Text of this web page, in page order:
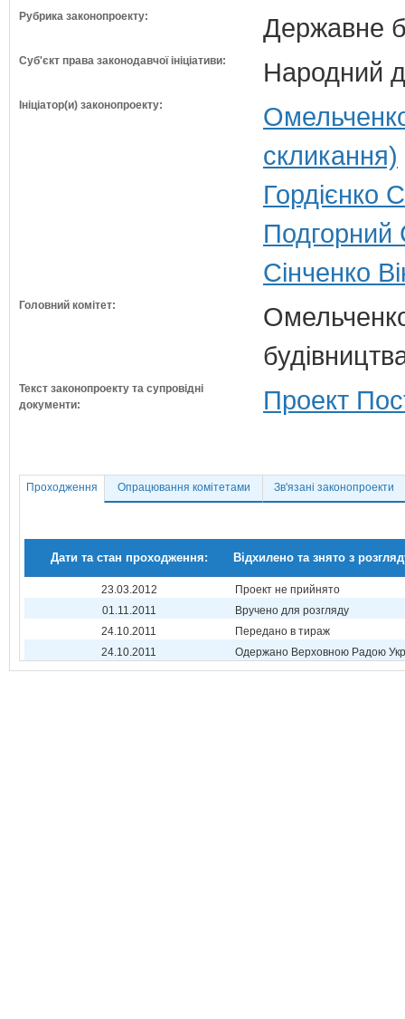
Рубрика законопроекту: Державне
Суб'єкт права законодавчої ініціативи: Народний
Ініціатор(и) законопроекту:
скликання)
Гордієнко
Подгорний
Сінченко
Головний комітет:
Текст законопроекту та супровідні
документи:
Проект
Проходження Опрацювання комітетами Зв'язані законопроекти
Дати та стан проходження: Відхилено та знято з
23.03.2012
Проект не прийнято
01.11.2011
Вручено для розгляду
24.10.2011
Передано в тираж
24.10.2011
Одержано Верховною Радою